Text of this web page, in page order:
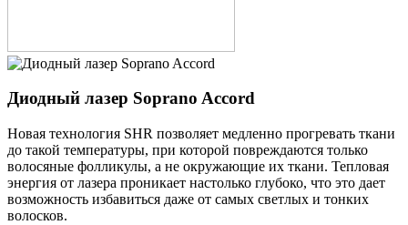
Диодный лазер Soprano Accord
Новая технология SHR позволяет медленно прогревать ткани
до такой температуры, при которой повреждаются только
волосяные фолликулы, а не окружающие их ткани. Тепловая
энергия от лазера проникает настолько глубоко, что это дает
возможность избавиться даже от самых светлых и тонких
волосков.